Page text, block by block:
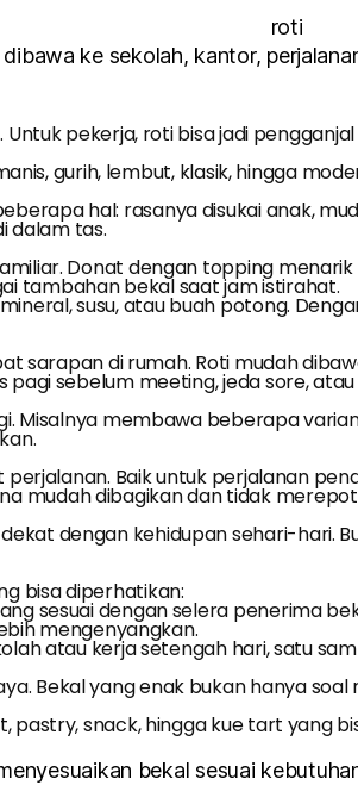
ke sekolah, kantor,
pekerja, roti bisa jadi
gurih, lembut, klasik, hingga
hal: rasanya disukai anak,
dalam tas.
Donat dengan topping
tambahan bekal saat jam istirahat.
susu, atau buah potong.
sarapan di rumah. Roti mudah
sebelum meeting, jeda sore,
Misalnya membawa beberapa
Baik untuk perjalanan
mudah dibagikan dan tidak
dengan kehidupan sehari-hari.
bisa diperhatikan:
sesuai dengan selera penerima
mengenyangkan.
atau kerja setengah hari, satu
Bekal yang enak bukan hanya
snack, hingga kue tart yang
bekal sesuai